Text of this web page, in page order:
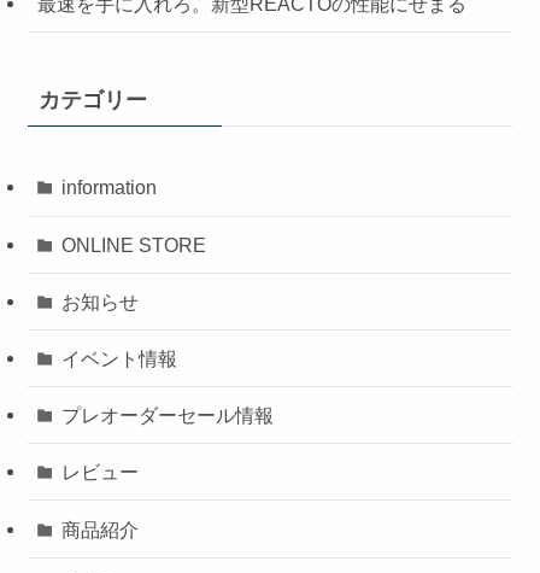
カテゴリー
information
ONLINE STORE
お知らせ
イベント情報
プレオーダーセール情報
レビュー
商品紹介